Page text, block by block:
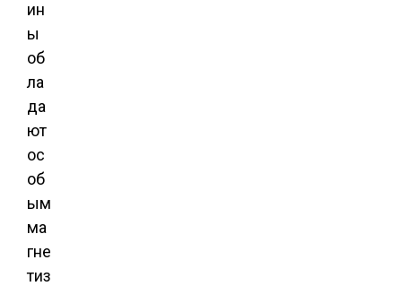
ин
ы
об
ла
да
ют
ос
об
ым
ма
гне
тиз